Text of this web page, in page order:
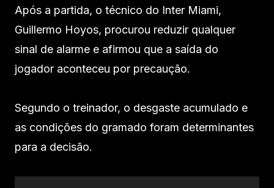
Após a partida, o técnico do Inter Miami,
Guillermo Hoyos, procurou reduzir qualquer
sinal de alarme e afirmou que a saída do
jogador aconteceu por precaução.
Segundo o treinador, o desgaste acumulado e
as condições do gramado foram determinantes
para a decisão.